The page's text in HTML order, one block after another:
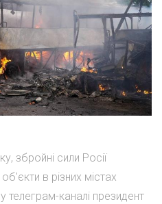
збройні сили Росії
в різних містах
телеграм-каналі президент